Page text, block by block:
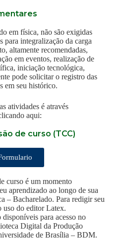
em física, não são exigidas
para integralização da carga
altamente recomendadas,
em eventos, realização de
iniciação tecnológica,
pode solicitar o registro das
em seu histórico.
atividades é através
aqui:
de curso (TCC)
curso é um momento
aprendizado ao longo de sua
– Bacharelado. Para redigir seu
uso do editor Latex.
para acesso no
Digital da Produção
de Brasília – BDM.